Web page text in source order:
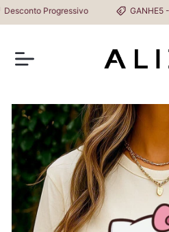
Progressivo GANHE5 -